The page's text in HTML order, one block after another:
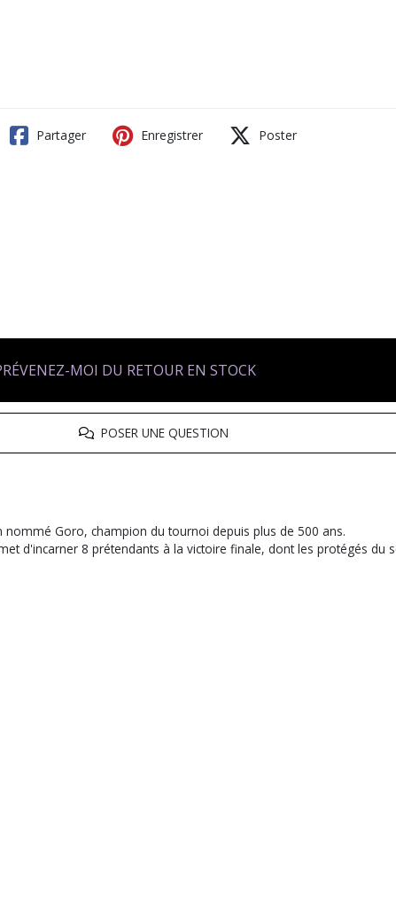
Partager Enregistrer Poster
MOI DU RETOUR EN STOCK
POSER UNE QUESTION
Goro, champion du tournoi depuis plus de 500 ans.
d'incarner 8 prétendants à la victoire finale, dont les protégés du